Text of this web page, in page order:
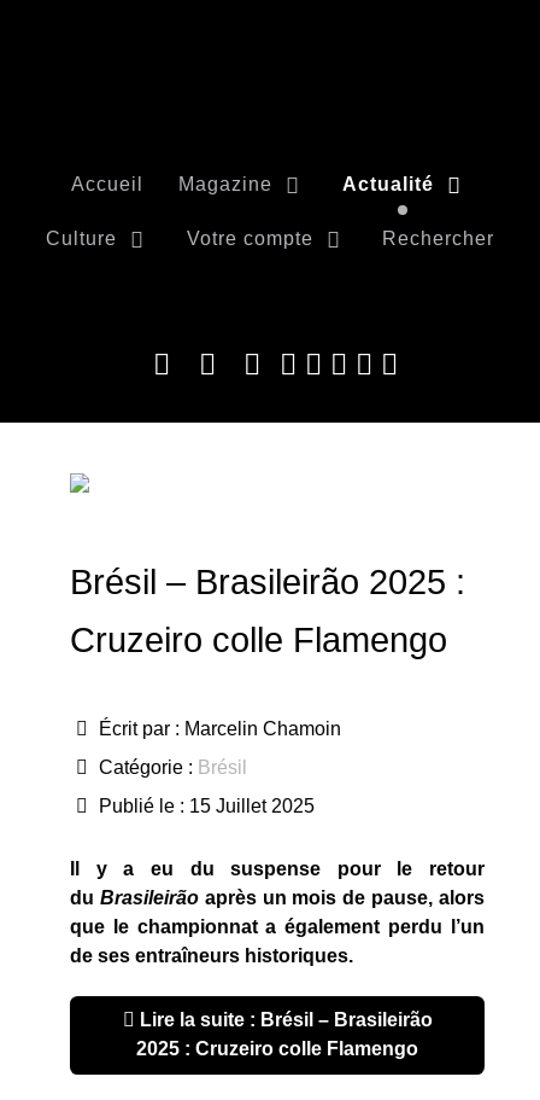
Accueil Magazine Actualité
Culture Votre compte Rechercher
Brésil – Brasileirão 2025 :
Cruzeiro colle Flamengo
Écrit par : Marcelin Chamoin
Catégorie : Brésil
Publié le : 15 Juillet 2025
Il y a eu du suspense pour le retour
du Brasileirãoaprès un mois de pause, alors
que le championnat a également perdu l’un
de ses entraîneurs historiques.
Lire la suite : Brésil – Brasileirão
2025 : Cruzeiro colle Flamengo